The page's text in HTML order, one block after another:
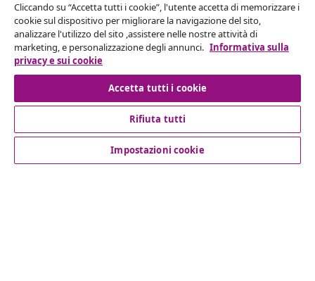
Recesso dal contratto
Invia una richiesta di recesso per il tuo ordine.
Recesso dal contratto
Servizio clienti
Cliccando su “Accetta tutti i cookie”, l'utente accetta di memorizzare i
cookie sul dispositivo per migliorare la navigazione del sito,
analizzare l'utilizzo del sito ,assistere nelle nostre attività di
marketing, e personalizzazione degli annunci. Informativa sulla
privacy e sui cookie
Accetta tutti i cookie
Rifiuta tutti
Impostazioni cookie